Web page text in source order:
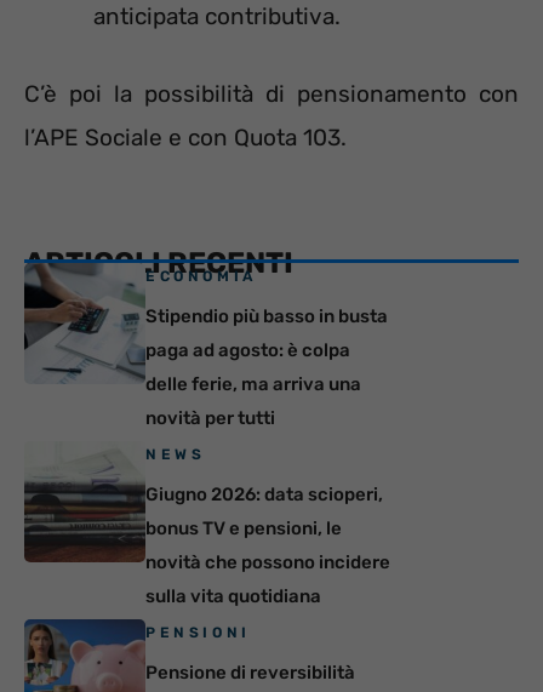
anticipata contributiva.
C’è poi la possibilità di pensionamento con
l’APE Sociale e con Quota 103.
ARTICOLI RECENTI
ECONOMIA
Stipendio più basso in busta
paga ad agosto: è colpa
delle ferie, ma arriva una
novità per tutti
NEWS
Giugno 2026: data scioperi,
bonus TV e pensioni, le
novità che possono incidere
sulla vita quotidiana
PENSIONI
Pensione di reversibilità